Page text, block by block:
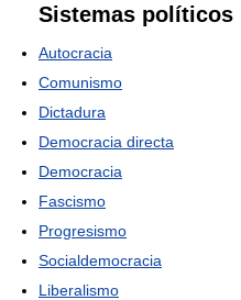
Sistemas políticos
Autocracia
Comunismo
Dictadura
Democracia directa
Democracia
Fascismo
Progresismo
Socialdemocracia
Liberalismo